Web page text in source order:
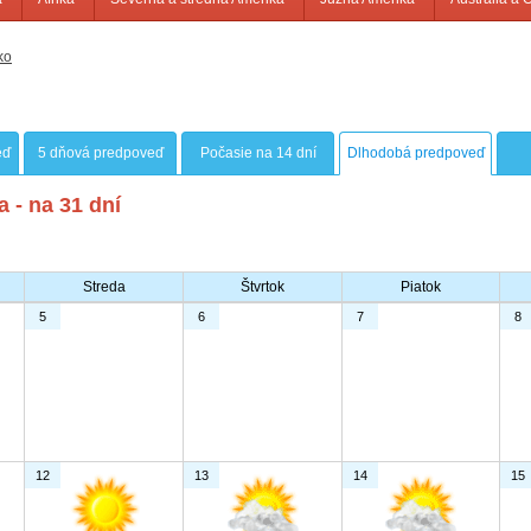
5 dňová predpoveď Počasie na 14 dní Dlhodobá predpoveď
- na 31 dní
Streda Štvrtok Piatok
5 6 7 8
12 13 14 15